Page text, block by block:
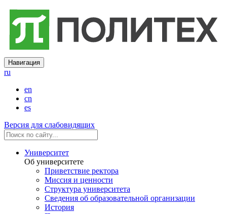
Навигация
ru
en
cn
es
Версия для слабовидящих
Университет
Об университете
Приветствие ректора
Миссия и ценности
Структура университета
Сведения об образовательной организации
История